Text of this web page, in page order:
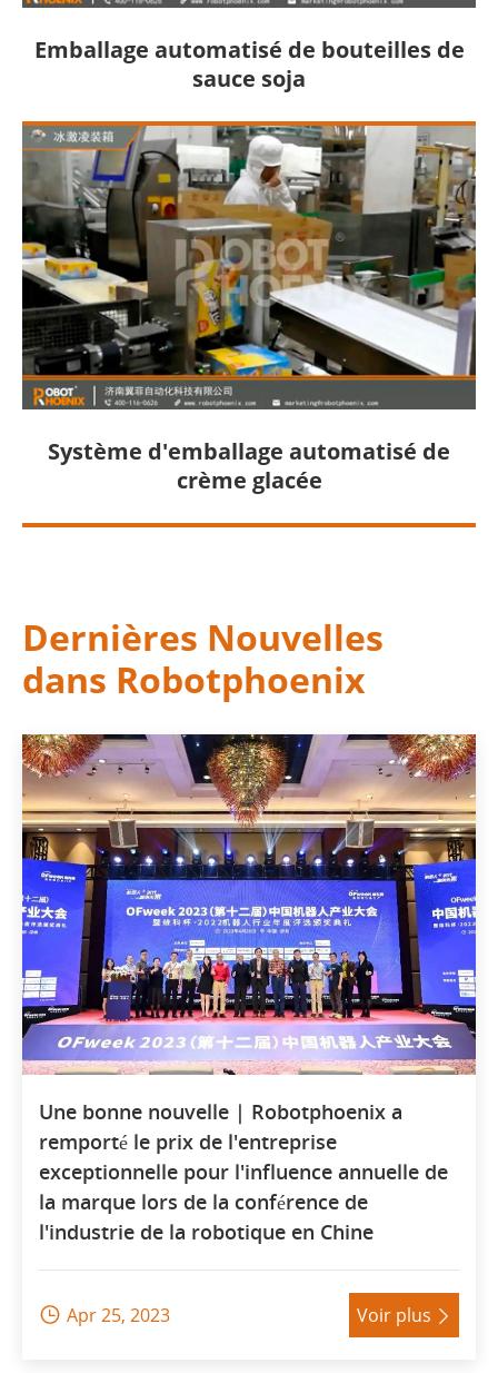
Emballage automatisé de bouteilles de
sauce soja
Système d'emballage automatisé de
crème glacée
Dernières Nouvelles
dans Robotphoenix
Une bonne nouvelle | Robotphoenix a
remporté le prix de l'entreprise
exceptionnelle pour l'influence annuelle de
la marque lors de la conférence de
l'industrie de la robotique en Chine
 Apr 25, 2023 Voir plus 